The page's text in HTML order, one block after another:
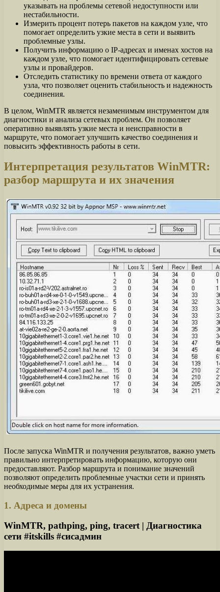
указывать на проблемы сетевой недоступности или
нестабильности.
Измерить процент потерь пакетов на каждом узле, что
помогает определить узкие места в сети и выявить
проблемные узлы.
Получить информацию о IP-адресах и именах хостов на
каждом узле, что помогает идентифицировать сетевые
узлы и провайдеров.
Отследить статистику по времени ответа от каждого
узла, что позволяет оценить стабильность и надежность
соединения.
В целом, WinMTR является незаменимым инструментом для
диагностики и анализа сетевых проблем. Он позволяет
оперативно выявлять узкие места и неисправности в
маршруте, что помогает улучшить качество соединения и
повысить эффективность работы в сети.
Интерпретация результатов WinMTR:
разбор маршрута и их значения
После запуска WinMTR и получения результатов, важно уметь
правильно интерпретировать информацию, которую они
предоставляют. Разбор маршрута и понимание значений
позволяют определить проблемные участки сети и принять
необходимые меры для их устранения.
1. Адреса и домены
WinMTR, pathping, ping, tracert | Диагностика
сети #itskills #сисадмин